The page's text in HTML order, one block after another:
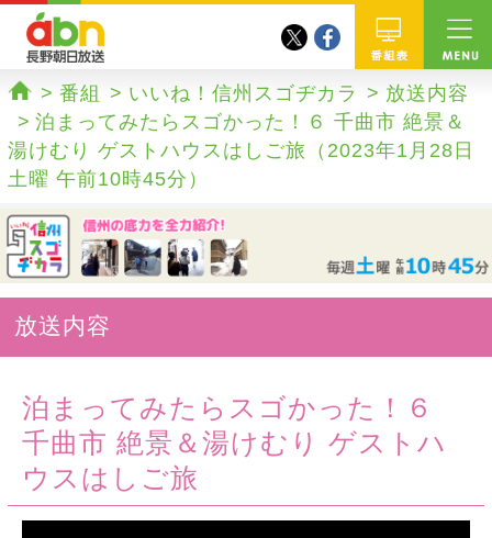
番組
twitterfacebook
ホーム
番組 いいね！信州スゴヂカラ
放送内容
泊まってみたらスゴかった！６ 千曲市 絶景＆
湯けむり ゲストハウスはしご旅（2023年1月28日
土曜 午前10時45分）
放送内容
泊まってみたらスゴかった！６
千曲市 絶景＆湯けむり ゲストハ
ウスはしご旅